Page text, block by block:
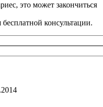
это может закончиться
консультации.